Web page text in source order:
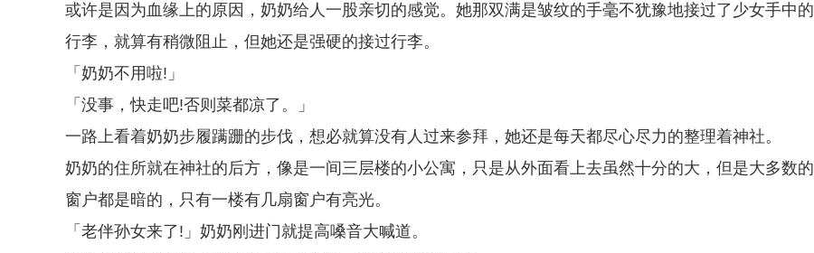
或许是因为血缘上的原因，奶奶给人一股亲切的感觉。她那双满是皱纹的手毫不犹豫地接过了少女手中的
行李，就算有稍微阻止，但她还是强硬的接过行李。
「奶奶不用啦!」
「没事，快走吧!否则菜都凉了。」
一路上看着奶奶步履蹒跚的步伐，想必就算没有人过来参拜，她还是每天都尽心尽力的整理着神社。
奶奶的住所就在神社的后方，像是一间三层楼的小公寓，只是从外面看上去虽然十分的大，但是大多数的
窗户都是暗的，只有一楼有几扇窗户有亮光。
「老伴孙女来了!」奶奶刚进门就提高嗓音大喊道。